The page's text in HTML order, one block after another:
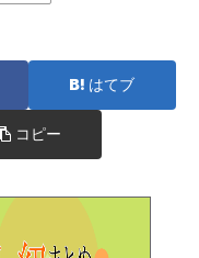
はてブ
コピー